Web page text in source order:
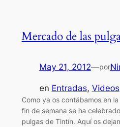
Mercado de las
May 21, 2012—por
en Entradas, Videos
Como ya os contábamos en
fin de semana se ha
pulgas de Tintín. Aquí os